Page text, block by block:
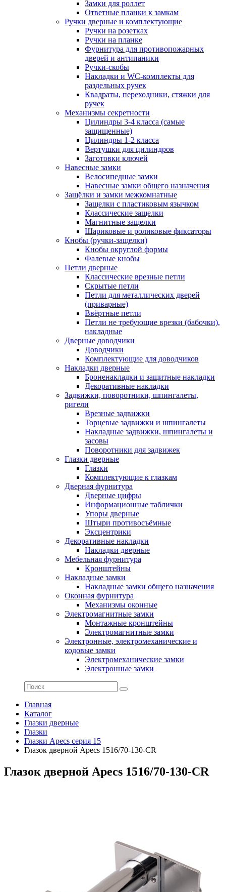
Замки для роллет
Ответные планки к замкам
Ручки дверные и комплектующие
Ручки на розетках
Ручки на планке
Фурнитура для противопожарных
дверей и антипаники
Ручки-скобы
Накладки и WC-комплекты для
раздельных ручек
Квадраты, переходники, стяжки для
ручек
Механизмы секретности
Цилиндры 3-4 класса (самые
защищенные)
Цилиндры 1-2 класса
Вертушки для цилиндров
Заготовки ключей
Навесные замки
Велосипедные замки
Навесные замки общего назначения
Защёлки и замки межкомнатные
Защелки с пластиковым язычком
Классические защелки
Магнитные защелки
Шариковые и роликовые фиксаторы
Кнобы (ручки-защелки)
Кнобы округлой формы
Фалевые кнобы
Петли дверные
Классические врезные петли
Скрытые петли
Петли для металлических дверей
(приварные)
Ввёртные петли
Петли не требующие врезки (бабочки),
накладные
Дверные доводчики
Доводчики
Комплектующие для доводчиков
Накладки дверные
Броненакладки и защитные накладки
Декоративные накладки
Задвижки, поворотники, шпингалеты,
ригели
Врезные задвижки
Торцевые задвижки и шпингалеты
Накладные задвижки, шпингалеты и
засовы
Поворотники для задвижек
Глазки дверные
Глазки
Комплектующие к глазкам
Дверная фурнитура
Дверные цифры
Информационные таблички
Упоры дверные
Штыри противосъёмные
Эксцентрики
Декоративные накладки
Накладки дверные
Мебельная фурнитура
Кронштейны
Накладные замки
Накладные замки общего назначения
Оконная фурнитура
Механизмы оконные
Электромагнитные замки
Монтажные кронштейны
Электромагнитные замки
Электронные, электромеханические и
кодовые замки
Электромеханические замки
Электронные замки
Главная
Каталог
Глазки дверные
Глазки
Глазки Apecs серия 15
Глазок дверной Apecs 1516/70-130-CR
Глазок дверной Apecs 1516/70-130-CR